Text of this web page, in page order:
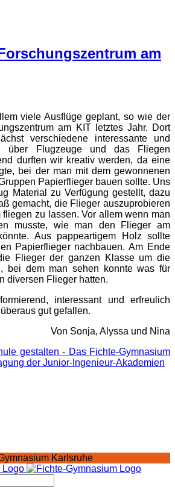
am
viele Ausflüge geplant, so wie der
am KIT letztes Jahr. Dort
verschiedene interessante und
über Flugzeuge und das Fliegen
durften wir kreativ werden, da eine
bei der man mit dem gewonnenen
Papierflieger bauen sollte. Uns
Material zu Verfügung gestellt, dazu
gemacht, die Flieger auszuprobieren
zu lassen. Vor allem wenn man
musste, wie man den Flieger am
Aus pappeartigem Holz sollte
Papierflieger nachbauen. Am Ende
Flieger der ganzen Klasse um die
bei dem man sehen konnte was für
diversen Flieger hatten.
interessant und erfreulich
gut gefallen.
Von Sonja, Alyssa und Nina
gestalten - Das Fichte-Gymnasium
der Junior-Ingenieur-Akademien
Karlsruhe